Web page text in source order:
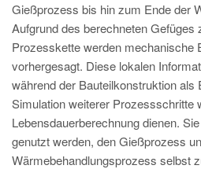
ZH
MAGMA Indien
EN
MAGMA Korea
EN
Gießprozess bis hin zum Ende der
Aufgrund des berechneten Gefüges
Prozesskette werden mechanische
vorhergesagt. Diese lokalen
während der Bauteilkonstruktion als
Simulation weiterer Prozessschritte
Lebensdauerberechnung dienen.
genutzt werden, den Gießprozess
Wärmebehandlungsprozess selbst